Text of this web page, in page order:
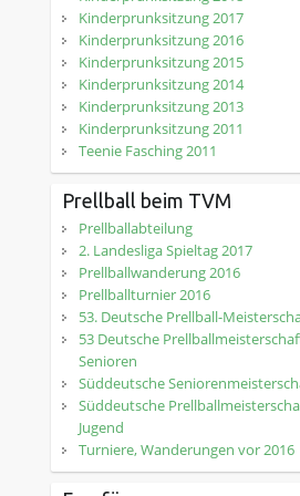
Kinderprunksitzung 2017
Kinderprunksitzung 2016
Kinderprunksitzung 2015
Kinderprunksitzung 2014
Kinderprunksitzung 2013
Kinderprunksitzung 2011
Teenie Fasching 2011
Prellball beim TVM
Prellballabteilung
2. Landesliga Spieltag 2017
Prellballwanderung 2016
Prellballturnier 2016
53. Deutsche Prellball-
53 Deutsche
Senioren
Süddeutsche
Süddeutsche
Jugend
Turniere, Wanderungen vor 2016